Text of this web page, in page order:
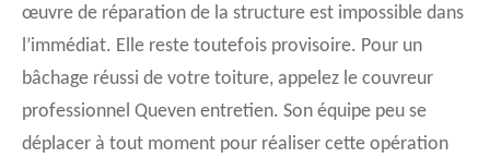
œuvre de réparation de la structure est impossible dans
l’immédiat. Elle reste toutefois provisoire. Pour un
bâchage réussi de votre toiture, appelez le couvreur
professionnel Queven entretien. Son équipe peu se
déplacer à tout moment pour réaliser cette opération